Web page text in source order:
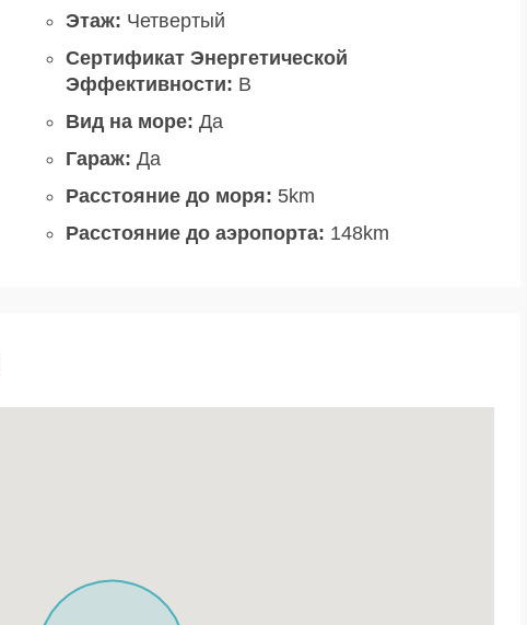
Этаж: Четвертый
Сертификат Энергетической
Эффективности: B
Вид на море: Да
Гараж: Да
Расстояние до моря: 5km
Расстояние до аэропорта: 148km